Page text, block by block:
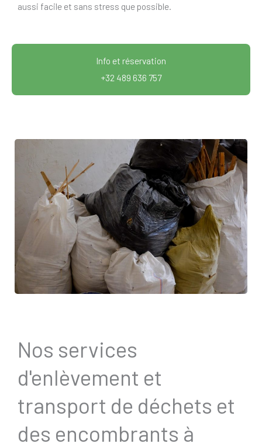
aussi facile et sans stress que possible.
Info et réservation
+32 489 636 757
Nos services
d'enlèvement et
transport de déchets et
des encombrants à